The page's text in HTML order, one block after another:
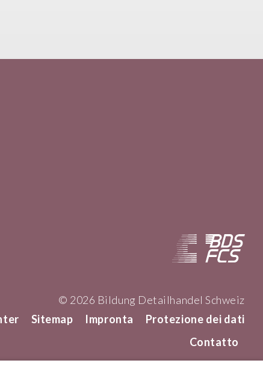
© 2026 Bildung Detailhandel Schweiz
Protezione dei dati
Impronta
Sitemap
Contatto